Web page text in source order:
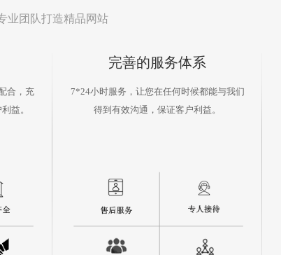
业团队打造精品网站
合，充
益。
完善的服务体系
7*24小时服务，让您在任何时候都能与我们
得到有效沟通，保证客户利益。